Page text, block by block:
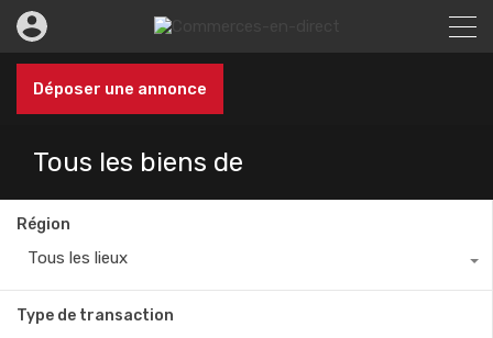
Déposer une annonce
Tous les biens de
Région
Tous les lieux
Type de transaction